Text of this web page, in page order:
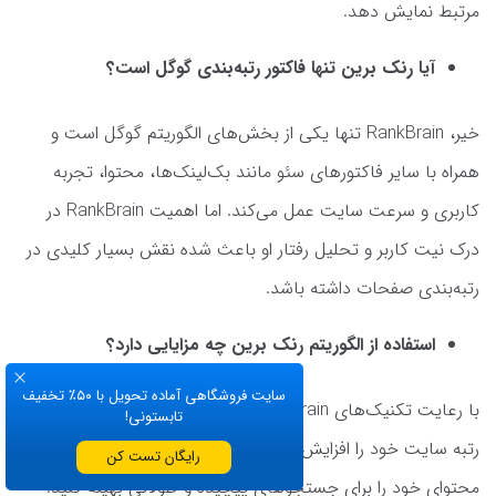
مرتبط نمایش دهد.
آیا رنک برین تنها فاکتور رتبه‌بندی گوگل است؟
خیر، RankBrain تنها یکی از بخش‌های الگوریتم گوگل است و
همراه با سایر فاکتورهای سئو مانند بک‌لینک‌ها، محتوا، تجربه
کاربری و سرعت سایت عمل می‌کند. اما اهمیت RankBrain در
درک نیت کاربر و تحلیل رفتار او باعث شده نقش بسیار کلیدی در
رتبه‌بندی صفحات داشته باشد.
استفاده از الگوریتم رنک برین چه مزایایی دارد؟
با رعایت تکنیک‌های RankBrain و بهینه‌سازی برای آن، می‌توانید
رتبه سایت خود را افزایش دهید، تجربه کاربری بهتر ارائه کنید و
محتوای خود را برای جستجوهای پیچیده و طولانی بهینه کنید.
سایت فروشگاهی آماده تحویل با ۵۰٪ تخفیف
تابستونی!
رایگان تست کن